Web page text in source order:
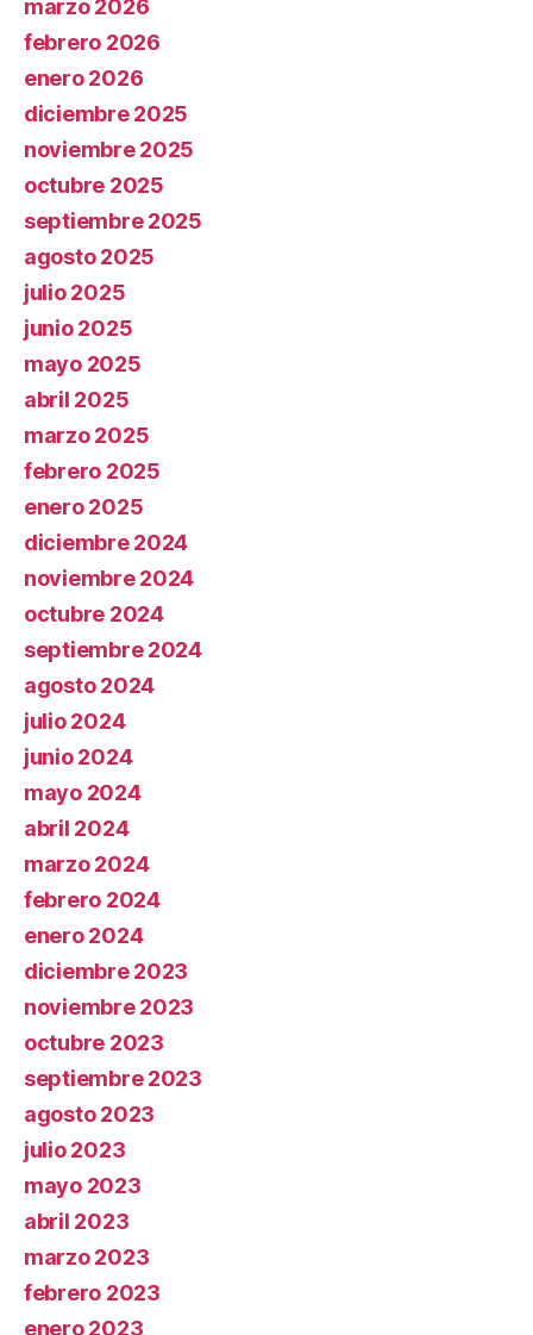
marzo 2026
febrero 2026
enero 2026
diciembre 2025
noviembre 2025
octubre 2025
septiembre 2025
agosto 2025
julio 2025
junio 2025
mayo 2025
abril 2025
marzo 2025
febrero 2025
enero 2025
diciembre 2024
noviembre 2024
octubre 2024
septiembre 2024
agosto 2024
julio 2024
junio 2024
mayo 2024
abril 2024
marzo 2024
febrero 2024
enero 2024
diciembre 2023
noviembre 2023
octubre 2023
septiembre 2023
agosto 2023
julio 2023
mayo 2023
abril 2023
marzo 2023
febrero 2023
enero 2023